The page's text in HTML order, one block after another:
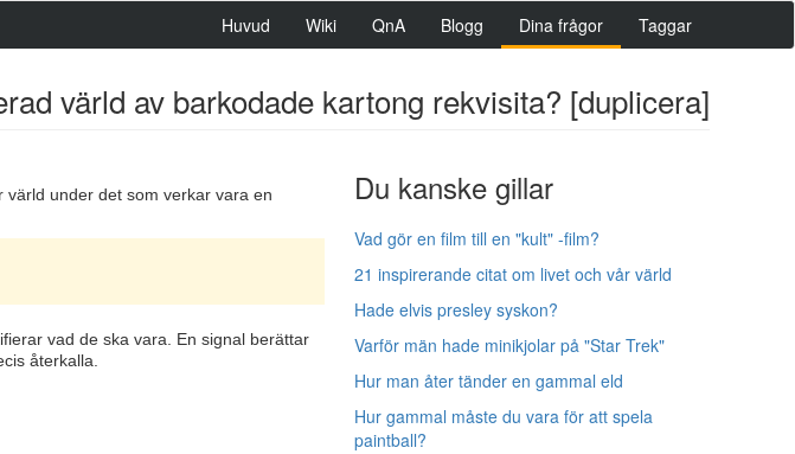
Huvud Wiki QnA Blogg Dina frågor Taggar
värld av barkodade kartong rekvisita? [duplicera]
Du kanske gillar
Vad gör en film till en "kult" -film?
21 inspirerande citat om livet och vår värld
Hade elvis presley syskon?
Varför män hade minikjolar på "Star Trek"
Hur man åter tänder en gammal eld
Hur gammal måste du vara för att spela
paintball?
under det som verkar vara en
vad de ska vara. En signal berättar
återkalla.